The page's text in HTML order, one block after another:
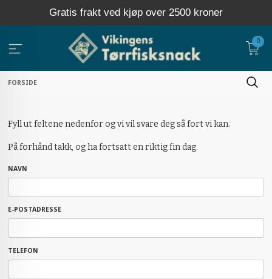
Gratis frakt ved kjøp over 2500 kroner
0
FORSIDE
Fyll ut feltene nedenfor og vi vil svare deg så fort vi kan.
På forhånd takk, og ha fortsatt en riktig fin dag.
NAVN
E-POSTADRESSE
TELEFON